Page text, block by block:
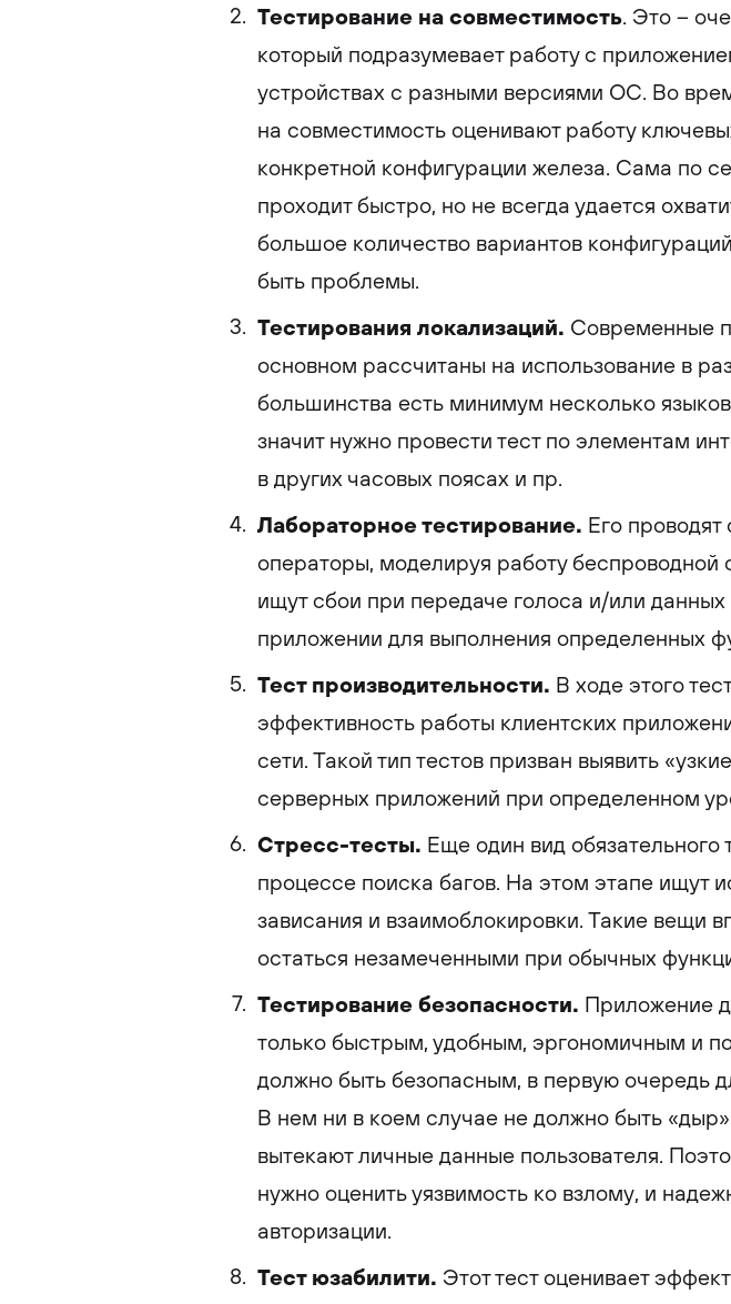
Тестирование на совместимость. Это –
который подразумевает работу с
устройствах с разными версиями ОС. Во
на совместимость оценивают работу
конкретной конфигурации железа. Сама по
проходит быстро, но не всегда удается
большое количество вариантов
быть проблемы.
Тестирования локализаций. Современные
основном рассчитаны на использование в
большинства есть минимум несколько
значит нужно провести тест по элементам
в других часовых поясах и пр.
Лабораторное тестирование. Его проводят
операторы, моделируя работу беспроводной
ищут сбои при передаче голоса и/или
приложении для выполнения определенных
Тест производительности. В ходе этого
эффективность работы клиентских
сети. Такой тип тестов призван выявить
серверных приложений при определенном
Стресс-тесты. Еще один вид обязательного
процессе поиска багов. На этом этапе ищут
зависания и взаимоблокировки. Такие вещи
остаться незамеченными при обычных
Тестирование безопасности. Приложение
только быстрым, удобным, эргономичным и
должно быть безопасным, в первую очередь
В нем ни в коем случае не должно быть
вытекают личные данные пользователя.
нужно оценить уязвимость ко взлому, и
авторизации.
Тест юзабилити. Этот тест оценивает